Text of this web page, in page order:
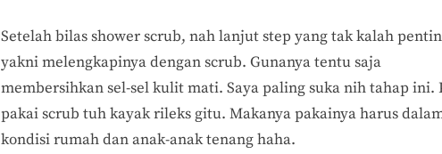
Setelah bilas shower scrub, nah lanjut step yang tak kalah
yakni melengkapinya dengan scrub. Gunanya tentu saja
membersihkan sel-sel kulit mati. Saya paling suka nih tahap ini.
pakai scrub tuh kayak rileks gitu. Makanya pakainya harus
kondisi rumah dan anak-anak tenang haha.